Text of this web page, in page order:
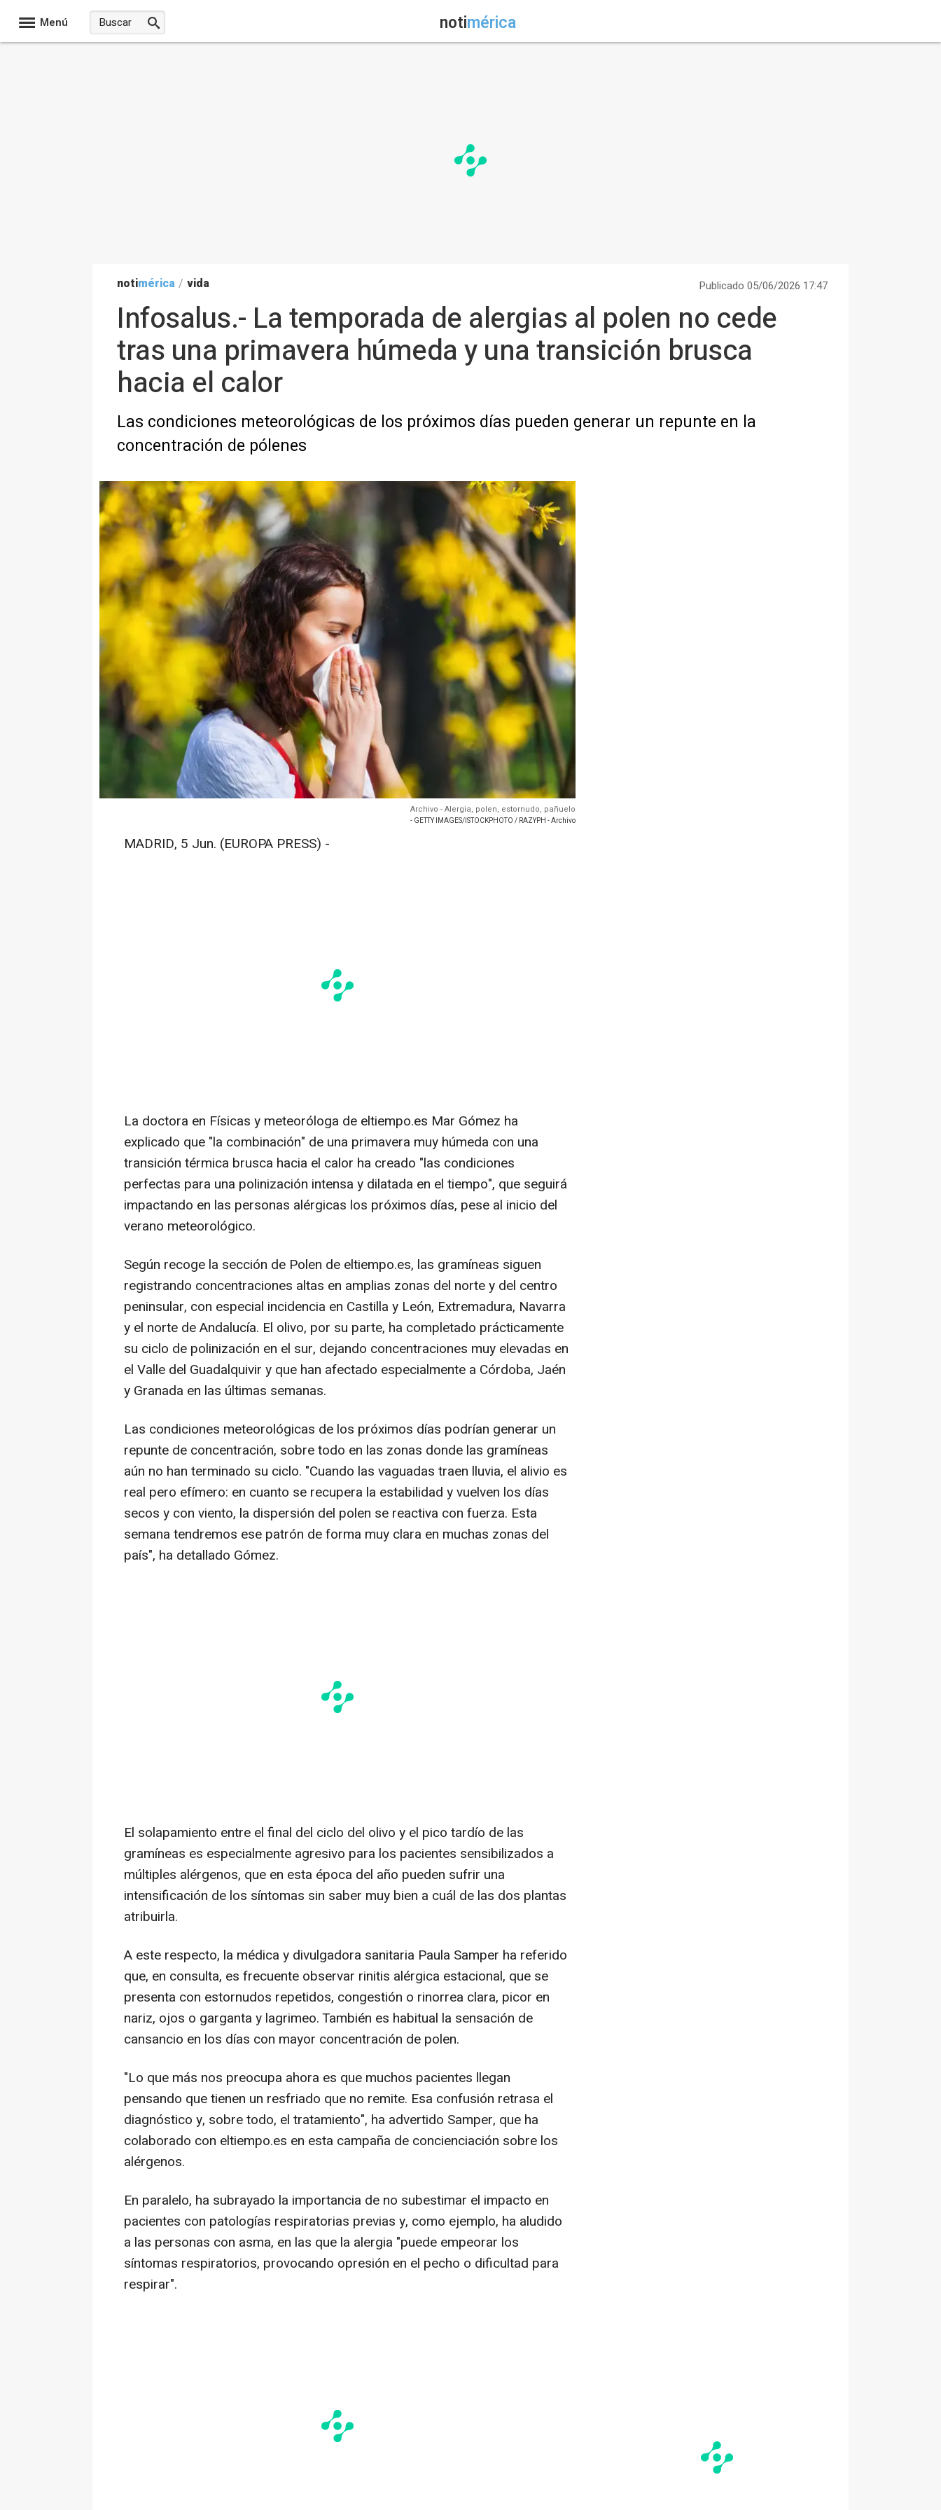
Menú notimérica
notimérica / vida Publicado 05/06/2026 17:47
Infosalus.- La temporada de alergias al polen no cede
tras una primavera húmeda y una transición brusca
hacia el calor
Las condiciones meteorológicas de los próximos días pueden generar un repunte en la
concentración de pólenes
Archivo - Alergia, polen, estornudo, pañuelo
- GETTY IMAGES/ISTOCKPHOTO / RAZYPH - Archivo
MADRID, 5 Jun. (EUROPA PRESS) -
La doctora en Físicas y meteoróloga de eltiempo.es Mar Gómez ha
explicado que "la combinación" de una primavera muy húmeda con una
transición térmica brusca hacia el calor ha creado "las condiciones
perfectas para una polinización intensa y dilatada en el tiempo", que seguirá
impactando en las personas alérgicas los próximos días, pese al inicio del
verano meteorológico.
Según recoge la sección de Polen de eltiempo.es, las gramíneas siguen
registrando concentraciones altas en amplias zonas del norte y del centro
peninsular, con especial incidencia en Castilla y León, Extremadura, Navarra
y el norte de Andalucía. El olivo, por su parte, ha completado prácticamente
su ciclo de polinización en el sur, dejando concentraciones muy elevadas en
el Valle del Guadalquivir y que han afectado especialmente a Córdoba, Jaén
y Granada en las últimas semanas.
Las condiciones meteorológicas de los próximos días podrían generar un
repunte de concentración, sobre todo en las zonas donde las gramíneas
aún no han terminado su ciclo. "Cuando las vaguadas traen lluvia, el alivio es
real pero efímero: en cuanto se recupera la estabilidad y vuelven los días
secos y con viento, la dispersión del polen se reactiva con fuerza. Esta
semana tendremos ese patrón de forma muy clara en muchas zonas del
país", ha detallado Gómez.
El solapamiento entre el final del ciclo del olivo y el pico tardío de las
gramíneas es especialmente agresivo para los pacientes sensibilizados a
múltiples alérgenos, que en esta época del año pueden sufrir una
intensificación de los síntomas sin saber muy bien a cuál de las dos plantas
atribuirla.
A este respecto, la médica y divulgadora sanitaria Paula Samper ha referido
que, en consulta, es frecuente observar rinitis alérgica estacional, que se
presenta con estornudos repetidos, congestión o rinorrea clara, picor en
nariz, ojos o garganta y lagrimeo. También es habitual la sensación de
cansancio en los días con mayor concentración de polen.
"Lo que más nos preocupa ahora es que muchos pacientes llegan
pensando que tienen un resfriado que no remite. Esa confusión retrasa el
diagnóstico y, sobre todo, el tratamiento", ha advertido Samper, que ha
colaborado con eltiempo.es en esta campaña de concienciación sobre los
alérgenos.
En paralelo, ha subrayado la importancia de no subestimar el impacto en
pacientes con patologías respiratorias previas y, como ejemplo, ha aludido
a las personas con asma, en las que la alergia "puede empeorar los
síntomas respiratorios, provocando opresión en el pecho o dificultad para
respirar".